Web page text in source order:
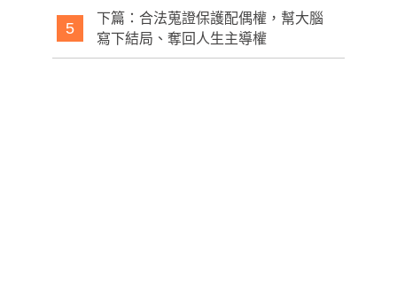
5
下篇：合法蒐證保護配偶權，幫大腦
寫下結局、奪回人生主導權